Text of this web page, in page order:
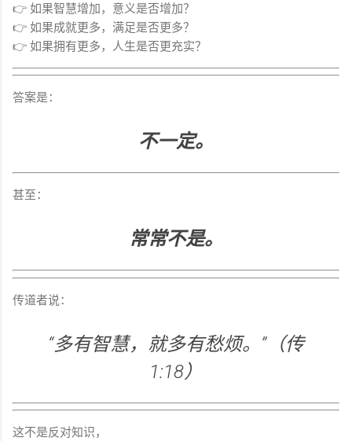
👉 如果智慧增加，意义是否增加？
👉 如果成就更多，满足是否更多？
👉 如果拥有更多，人生是否更充实？
答案是：
不一定。
甚至：
常常不是。
传道者说：
“多有智慧，就多有愁烦。”（传
1:18）
这不是反对知识，